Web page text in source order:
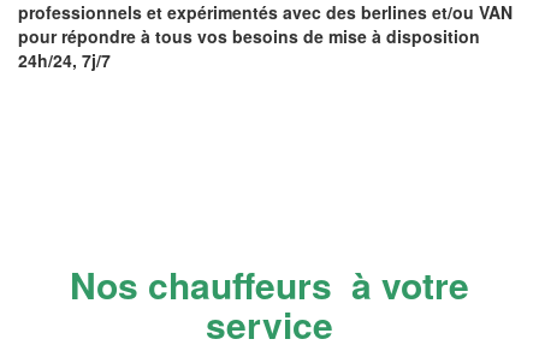
professionnels et expérimentés avec des berlines et/ou VAN
pour répondre à tous vos besoins de mise à disposition
24h/24, 7j/7
Nos chauffeurs à votre
service